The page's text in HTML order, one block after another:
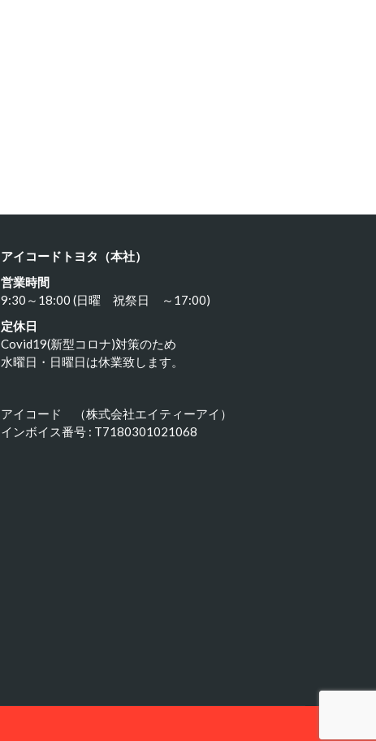
アイコードトヨタ（本社）
営業時間
9:30～18:00 (日曜 祝祭日 ～17:00)
定休日
Covid19(新型コロナ)対策のため
水曜日・日曜日は休業致します。
アイコード （株式会社エイティーアイ）
インボイス番号 : T7180301021068